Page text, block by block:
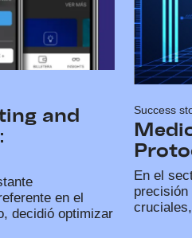
and
en el
decidió optimizar
Success
En el
precisión